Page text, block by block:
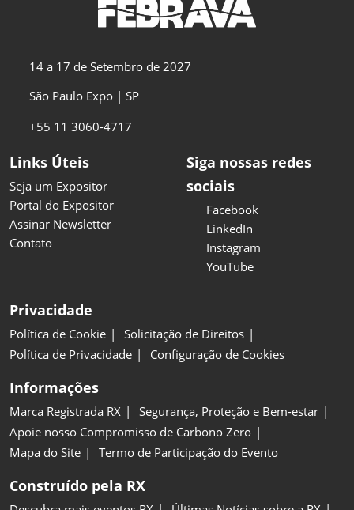
14 a 17 de Setembro de 2027
São Paulo Expo | SP
+55 11 3060-4717
Links Úteis
Seja um Expositor
Portal do Expositor
Assinar Newsletter
Contato
Siga nossas redes
sociais
Facebook
LinkedIn
Instagram
YouTube
Privacidade
Política de Cookie
Solicitação de Direitos
Política de Privacidade
Configuração de Cookies
Informações
Marca Registrada RX
Segurança, Proteção e Bem-estar
Apoie nosso Compromisso de Carbono Zero
Mapa do Site
Termo de Participação do Evento
Construído pela RX